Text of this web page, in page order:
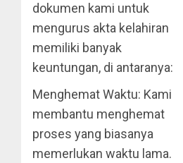
dokumen kami untuk
mengurus akta kelahiran
memiliki banyak
keuntungan, di antaranya:
Menghemat Waktu: Kami
membantu menghemat
proses yang biasanya
memerlukan waktu lama.